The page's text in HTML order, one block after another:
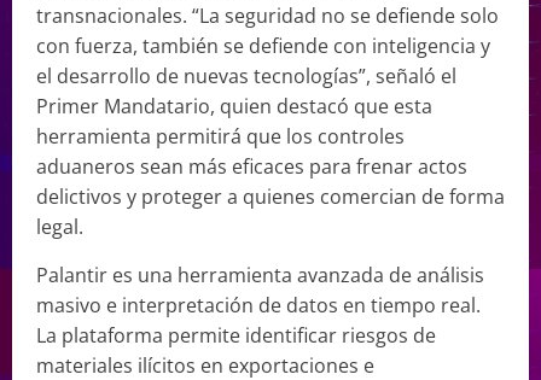
transnacionales. “La seguridad no se defiende solo
con fuerza, también se defiende con inteligencia y
el desarrollo de nuevas tecnologías”, señaló el
Primer Mandatario, quien destacó que esta
herramienta permitirá que los controles
aduaneros sean más eficaces para frenar actos
delictivos y proteger a quienes comercian de forma
legal.
Palantir es una herramienta avanzada de análisis
masivo e interpretación de datos en tiempo real.
La plataforma permite identificar riesgos de
materiales ilícitos en exportaciones e